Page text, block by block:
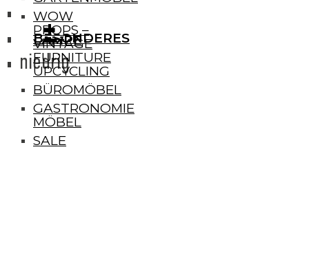
LAMPE
+
BESONDERES
+
WOW
PROPS –
VINTAGE
FURNITURE
UPCYCLING
BÜROMÖBEL
GASTRONOMIE
MÖBEL
SALE
niedrig